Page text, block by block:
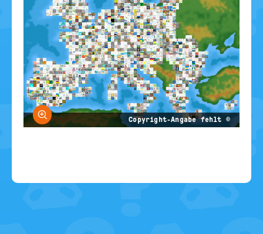
© Copyright-Angabe fehlt